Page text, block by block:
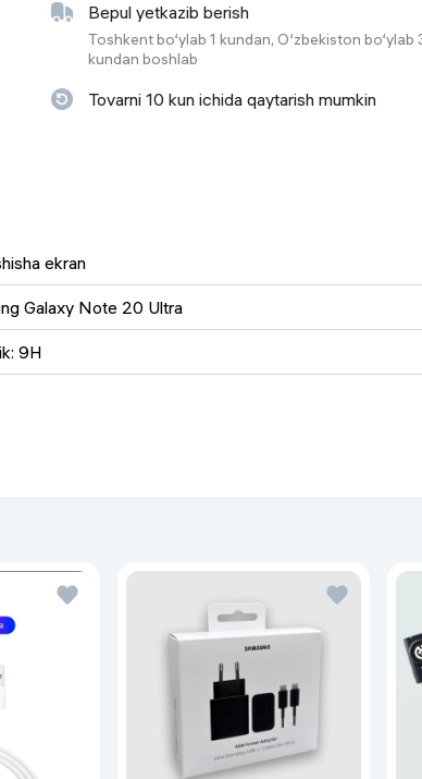
Bepul yetkazib berish
Toshkent bo‘ylab 1 kundan, O‘zbekiston bo‘ylab
kundan boshlab
Tovarni 10 kun ichida qaytarish mumkin
ekran
Galaxy Note 20 Ultra
9H